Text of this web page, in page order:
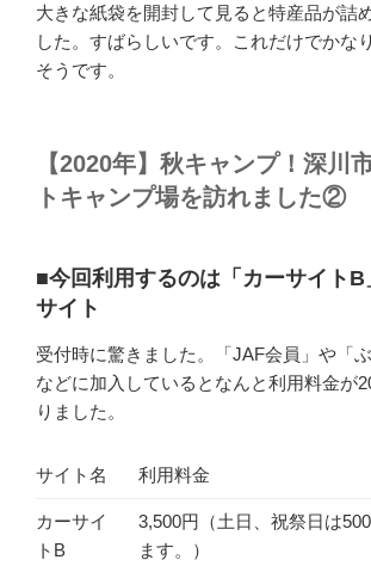
大きな紙袋を開封して見ると特産品が詰
した。すばらしいです。これだけでかな
そうです。
【2020年】秋キャンプ！深川
トキャンプ場を訪れました②
■今回利用するのは「カーサイトB
サイト
受付時に驚きました。「JAF会員」や「ぶ
などに加入しているとなんと利用料金が
りました。
サイト名 利用料金
カーサイ
トB
3,500円（土日、祝祭日は
ます。）